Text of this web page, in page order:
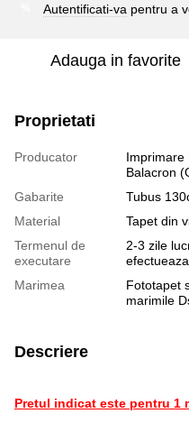
Autentificati-va pentru a
Adauga in favorite
Proprietati
Producator
Imprimare
Balacron
Gabarite
Tubus
Material
Tapet din
Termenul de
executare
2-3 zile
Marimea
Fototapet
marimile
Descriere
Pretul indicat este pentru 1